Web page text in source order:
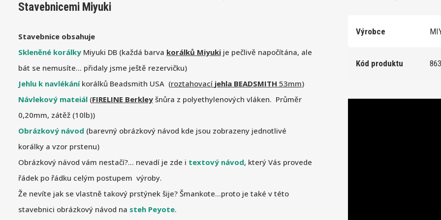
Stavebnicemi Miyuki
Stavebnice obsahuje
Skleněné korálky Miyuki DB (každá barva korálků Miyuki je pečlivě napočítána, ale
bát se nemusíte... přidaly jsme ještě rezervičku)
Jehlu k navlékáníkorálků Beadsmith USA (roztahovací jehla BEADSMITH 53mm)
Návlekový mateiál (FIRELINE Berkley šnůra z polyethylenových vláken. Průměr
0,20mm, zátěž (10lb))
Obrázkový návod (barevný obrázkový návod kde jsou zobrazeny jednotlivé
korálky a vzor prstenu)
Obrázkový návod vám nestačí?... nevadí je zde i textový návod, který Vás provede
řádek po řádku celým postupem výroby.
Že nevíte jak se vlastně takový prstýnek šije? Šmankote...proto je také v této
stavebnici obrázkový návod na steh Peyote.
Výrobce
Kód produktu